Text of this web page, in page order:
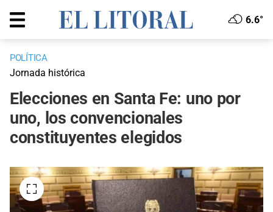
6.6°
POLÍTICA
Jornada histórica
Elecciones en Santa Fe: uno por
uno, los convencionales
constituyentes elegidos